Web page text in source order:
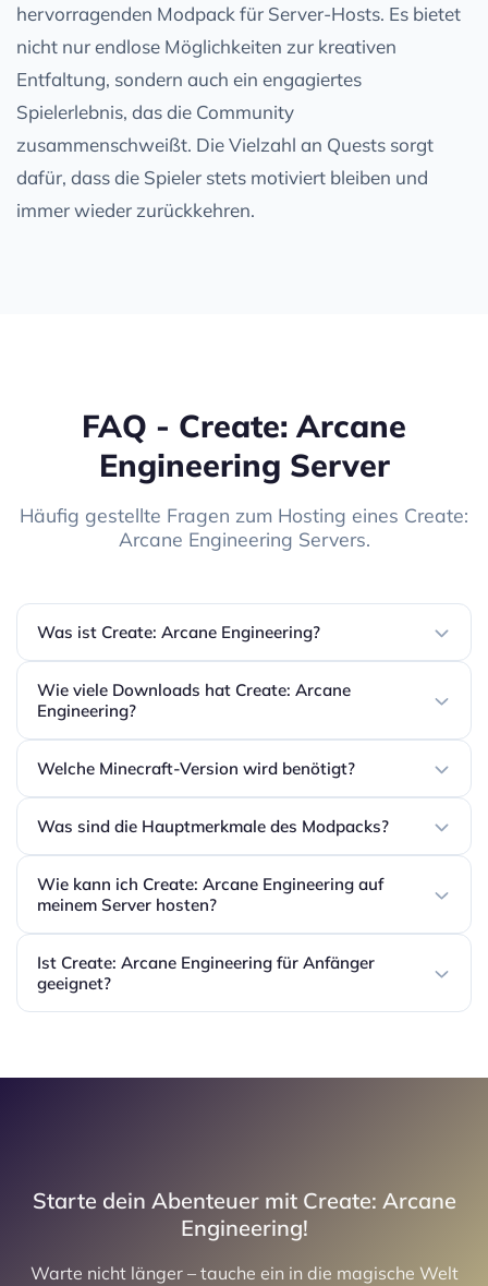
hervorragenden Modpack für Server-Hosts. Es bietet
nicht nur endlose Möglichkeiten zur kreativen
Entfaltung, sondern auch ein engagiertes
Spielerlebnis, das die Community
zusammenschweißt. Die Vielzahl an Quests sorgt
dafür, dass die Spieler stets motiviert bleiben und
immer wieder zurückkehren.
FAQ - Create: Arcane
Engineering Server
Häufig gestellte Fragen zum Hosting eines Create:
Arcane Engineering Servers.
Was ist Create: Arcane Engineering?
Wie viele Downloads hat Create: Arcane
Engineering?
Welche Minecraft-Version wird benötigt?
Was sind die Hauptmerkmale des Modpacks?
Wie kann ich Create: Arcane Engineering auf
meinem Server hosten?
Ist Create: Arcane Engineering für Anfänger
geeignet?
Starte dein Abenteuer mit Create: Arcane
Engineering!
Warte nicht länger – tauche ein in die magische Welt